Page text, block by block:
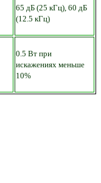
65 дБ (25 кГц), 60 дБ
(12.5 кГц)
0.5 Вт при
искажениях меньше
10%